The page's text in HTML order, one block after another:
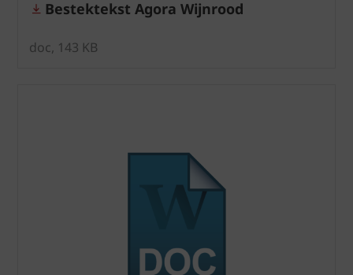
Bestektekst Agora Wijnrood
doc, 143 KB